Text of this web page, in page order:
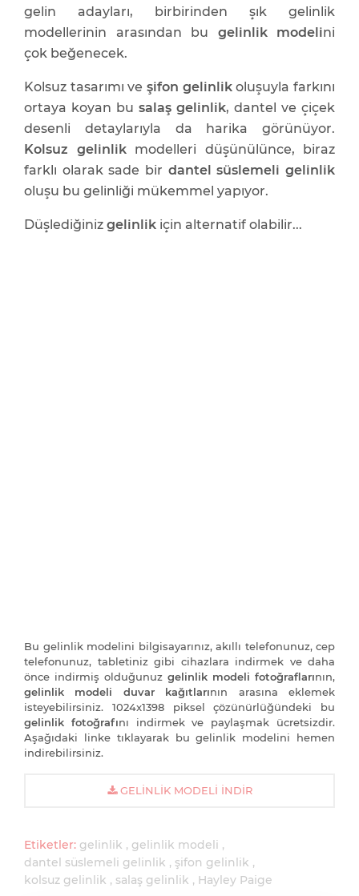
gelin adayları, birbirinden şık gelinlik
modellerinin arasından bu gelinlik modelini
çok beğenecek.
Kolsuz tasarımı ve şifon gelinlikoluşuyla farkını
ortaya koyan bu salaş gelinlik, dantel ve çiçek
desenli detaylarıyla da harika görünüyor.
Kolsuz gelinlikmodelleri düşünülünce, biraz
farklı olarak sade bir dantel süslemeli gelinlik
oluşu bu gelinliği mükemmel yapıyor.
Düşlediğiniz gelinlik için alternatif olabilir...
Bu gelinlik modelini bilgisayarınız, akıllı telefonunuz, cep
telefonunuz, tabletiniz gibi cihazlara indirmek ve daha
önce indirmiş olduğunuz gelinlik modeli fotoğraflarının,
gelinlik modeli duvar kağıtlarının arasına eklemek
isteyebilirsiniz. 1024x1398 piksel çözünürlüğündeki bu
gelinlik fotoğrafını indirmek ve paylaşmak ücretsizdir.
Aşağıdaki linke tıklayarak bu gelinlik modelini hemen
indirebilirsiniz.
GELINLIK MODELI İNDIR
Etiketler: gelinlik
gelinlik modeli
dantel süslemeli gelinlik
şifon gelinlik
kolsuz gelinlik
salaş gelinlik Hayley Paige